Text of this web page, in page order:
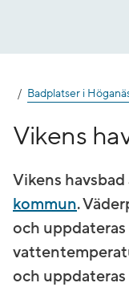
Badplatser i
Vikens
Vikens havsbad
kommun.
och
och